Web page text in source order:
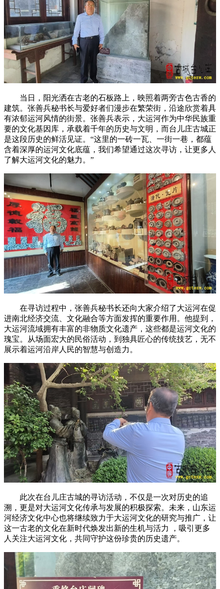
当日，阳光洒在古老的石板路上，映照着两旁古色古香的
建筑。张善兵秘书长与爱好者们漫步在繁荣街，沿途欣赏着具
有浓郁运河风情的街景。张善兵表示，大运河作为中华民族重
要的文化基因库，承载着千年的历史与文明，而台儿庄古城正
是这段历史的鲜活见证。“这里的一砖一瓦、一街一巷，都蕴
含着深厚的运河文化底蕴，我们希望通过这次寻访，让更多人
了解大运河文化的魅力。”
在寻访过程中，张善兵秘书长还向大家介绍了大运河在促
进南北经济交流、文化融合等方面发挥的重要作用。他提到，
大运河流域拥有丰富的非物质文化遗产，这些都是运河文化的
瑰宝。从场面宏大的民俗活动，到独具匠心的传统技艺，无不
展示着运河沿岸人民的智慧与创造力。
此次在台儿庄古城的寻访活动，不仅是一次对历史的追
溯，更是对大运河文化传承与发展的积极探索。未来，山东运
河经济文化中心也将继续致力于大运河文化的研究与推广，让
这一古老的文化在新时代焕发出新的生机与活力 ，吸引更多
人关注大运河文化，共同守护这份珍贵的历史遗产。